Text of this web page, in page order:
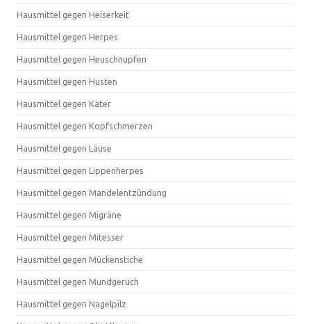
Hausmittel gegen Heiserkeit
Hausmittel gegen Herpes
Hausmittel gegen Heuschnupfen
Hausmittel gegen Husten
Hausmittel gegen Kater
Hausmittel gegen Kopfschmerzen
Hausmittel gegen Läuse
Hausmittel gegen Lippenherpes
Hausmittel gegen Mandelentzündung
Hausmittel gegen Migräne
Hausmittel gegen Mitesser
Hausmittel gegen Mückenstiche
Hausmittel gegen Mundgeruch
Hausmittel gegen Nagelpilz